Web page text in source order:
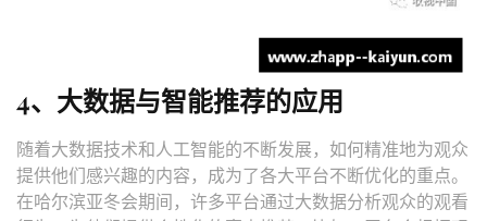
4、大数据与智能推荐的应用
随着大数据技术和人工智能的不断发展，如何精准地为观众
提供他们感兴趣的内容，成为了各大平台不断优化的重点。
在哈尔滨亚冬会期间，许多平台通过大数据分析观众的观看